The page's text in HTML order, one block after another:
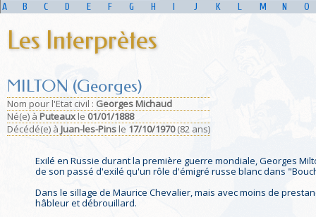
A
B C D E F G H I J K L M N O
Les Interprètes
MILTON (Georges)
Nom pour l'Etat civil : Georges Michaud
Né(e) à Puteauxle 01/01/1888
Décédé(e) à Juan-les-Pinsle 17/10/1970(82 ans)
Exilé en Russie durant la première guerre mondiale, Georges
de son passé d'exilé qu'un rôle d'émigré russe blanc dans
Dans le sillage de Maurice Chevalier, mais avec moins de
hâbleur et débrouillard.